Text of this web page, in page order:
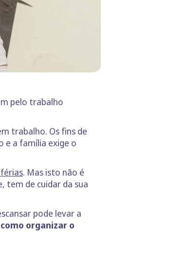
pelo trabalho
trabalho. Os fins de
e a família exige o
. Mas isto não é
tem de cuidar da sua
pode levar a
organizar o